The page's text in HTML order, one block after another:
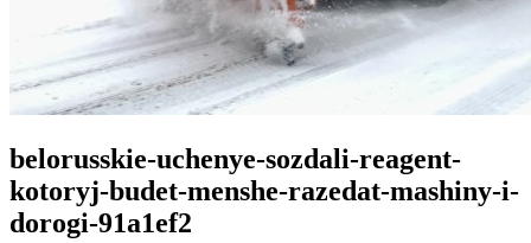
belorusskie-uchenye-sozdali-reagent-
kotoryj-budet-menshe-razedat-mashiny-i-
dorogi-91a1ef2